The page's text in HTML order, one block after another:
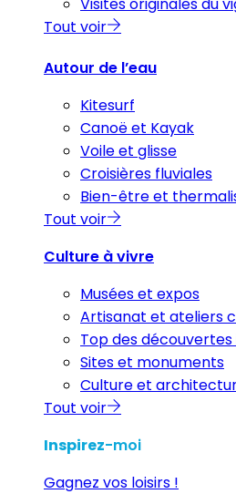
Tout voir
Autour de l’eau
Kitesurf
Canoë et Kayak
Voile et glisse
Croisières fluviales
Bien-être et
Tout voir
Culture à vivre
Musées et expos
Artisanat et ateliers
Top des découvertes
Sites et monuments
Culture et
Tout voir
Inspirez-moi
Gagnez vos loisirs !